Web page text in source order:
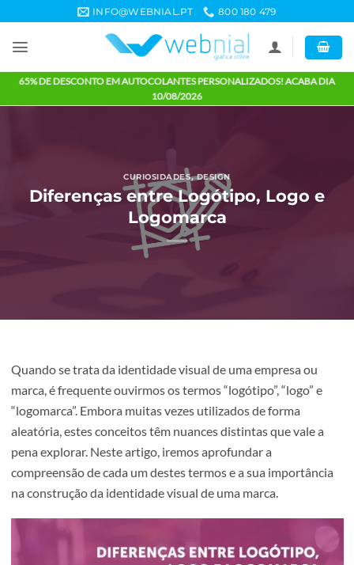
content
INFO@WEBNIAL.PT 800 180 479
65% DE DESCONTO EM AUTOCOLANTES PERSONALIZADOS!
10/08/2026
CURIOSIDADES,DESIGN
Diferenças entre Logótipo, Logo
Logomarca
Quando se trata da identidade visual de uma empresa ou
marca, é frequente ouvirmos os termos “logótipo”, “logo”
“logomarca”. Embora muitas vezes utilizados de forma
aleatória, estes conceitos têm nuances distintas que vale
pena explorar. Neste artigo, iremos aprofundar a
compreensão de cada um destes termos e a sua
na construção da identidade visual de uma marca.